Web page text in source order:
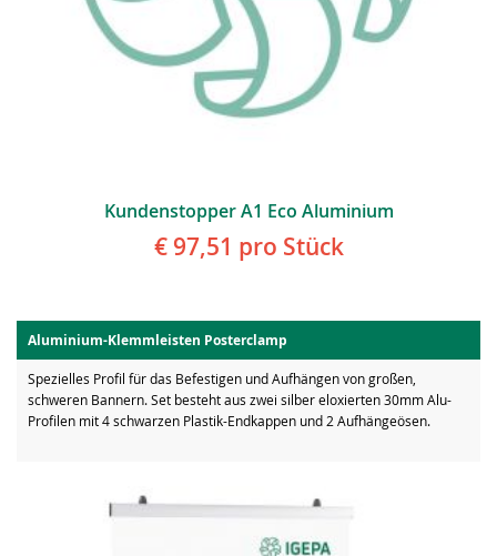
Kundenstopper A1 Eco Aluminium
€ 97,51 pro Stück
Aluminium-Klemmleisten Posterclamp
Spezielles Profil für das Befestigen und Aufhängen von großen,
schweren Bannern. Set besteht aus zwei silber eloxierten 30mm Alu-
Profilen mit 4 schwarzen Plastik-Endkappen und 2 Aufhängeösen.